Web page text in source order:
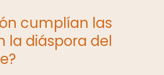
cumplían las
la diáspora del